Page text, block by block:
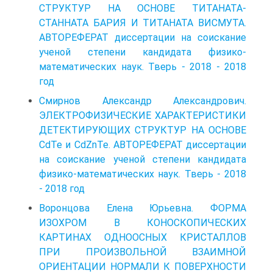
СТРУКТУР НА ОСНОВЕ ТИТАНАТА-
СТАННАТА БАРИЯ И ТИТАНАТА ВИСМУТА.
АВТОРЕФЕРАТ диссертации на соискание
ученой степени кандидата физико-
математических наук. Тверь - 2018 - 2018
год
Смирнов Александр Александрович.
ЭЛЕКТРОФИЗИЧЕСКИЕ ХАРАКТЕРИСТИКИ
ДЕТЕКТИРУЮЩИХ СТРУКТУР НА ОСНОВЕ
CdTe и CdZnTe. АВТОРЕФЕРАТ диссертации
на соискание ученой степени кандидата
физико-математических наук. Тверь - 2018
- 2018 год
Воронцова Елена Юрьевна. ФОРМА
ИЗОХРОМ В КОНОСКОПИЧЕСКИХ
КАРТИНАХ ОДНООСНЫХ КРИСТАЛЛОВ
ПРИ ПРОИЗВОЛЬНОЙ ВЗАИМНОЙ
ОРИЕНТАЦИИ НОРМАЛИ К ПОВЕРХНОСТИ